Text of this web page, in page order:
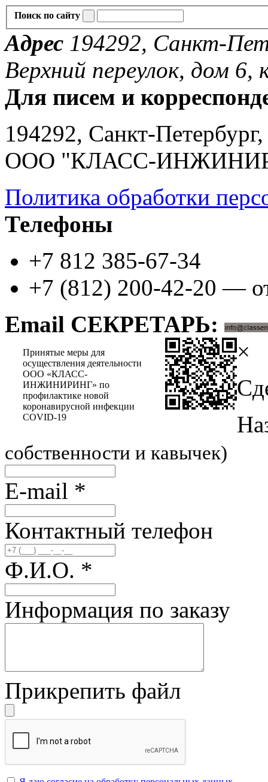
Поиск по сайту
Адрес 194292, Санкт-
Верхний переулок, дом
Для писем и
194292, Санкт-
ООО "КЛАСС-
Политика обработки
Телефоны
+7 812 385-67-34
+7 (812) 200-42-20 —
Email СЕКРЕТАРЬ:
Принятые меры для
осуществления деятельности
ООО «КЛАСС-
ИНЖИНИРИНГ» по
профилактике новой
коронавирусной инфекции
COVID-19
×
собственности и кавычек)
E-mail *
Контактный телефон
Ф.И.О. *
Информация по заказу
Прикрепить файл